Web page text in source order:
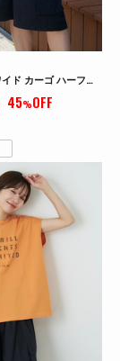
ライトツイル ワイド カーゴ ハーフパンツ
45%OFF